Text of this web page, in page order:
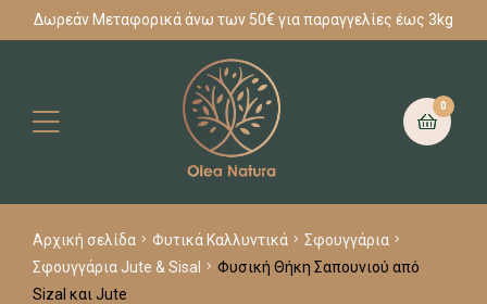
Δωρεάν Μεταφορικά άνω των 50€ για παραγγελίες έως 3kg
0
Αρχική σελίδα Φυτικά Καλλυντικά
Σφουγγάρια
Σφουγγάρια Jute & Sisal
Φυσική Θήκη Σαπουνιού από
Sizal και Jute